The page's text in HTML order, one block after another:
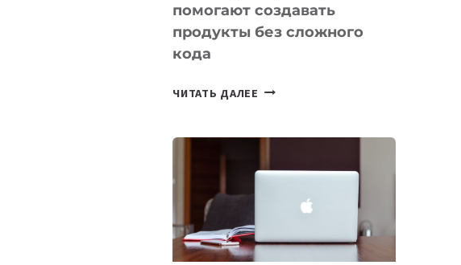
помогают создавать
продукты без сложного
кода
ЧИТАТЬ ДАЛЕЕ
КОТОРЫЕ
СОЗДАВАТЬ
БЕЗ